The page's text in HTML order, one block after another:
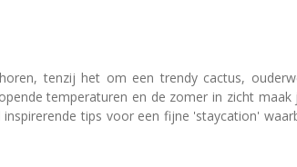
tenzij het om een trendy cactus,
temperaturen en de zomer in zicht maak
tips voor een fijne 'staycation'